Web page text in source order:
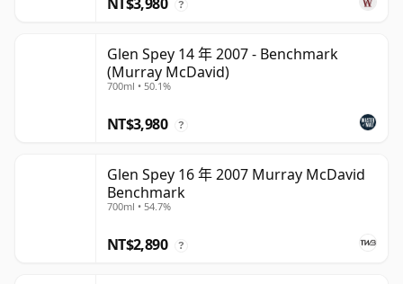
?
Glen Spey 14 年 2007 - Benchmark
(Murray McDavid)
700ml • 50.1%
NT$3,980 ?
Glen Spey 16 年 2007 Murray McDavid
Benchmark
700ml • 54.7%
NT$2,890 ?